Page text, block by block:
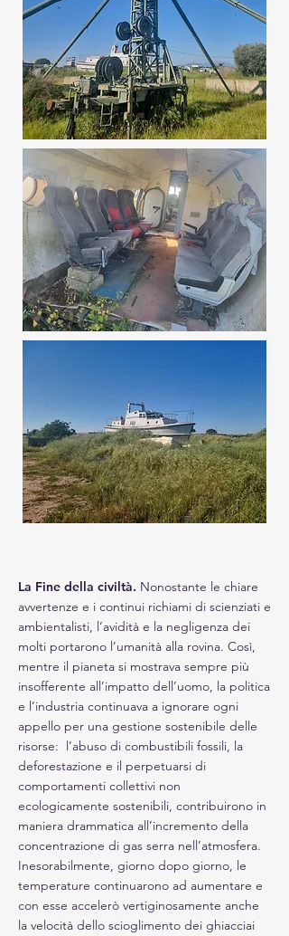
La Fine della civiltà. Nonostante le chiare
avvertenze e i continui richiami di scienziati e
ambientalisti, l’avidità e la negligenza dei
molti portarono l’umanità alla rovina. Così,
mentre il pianeta si mostrava sempre più
insofferente all’impatto dell’uomo, la politica
e l’industria continuava a ignorare ogni
appello per una gestione sostenibile delle
risorse: l’abuso di combustibili fossili, la
deforestazione e il perpetuarsi di
comportamenti collettivi non
ecologicamente sostenibili, contribuirono in
maniera drammatica all’incremento della
concentrazione di gas serra nell’atmosfera.
Inesorabilmente, giorno dopo giorno, le
temperature continuarono ad aumentare e
con esse accelerò vertiginosamente anche
la velocità dello scioglimento dei ghiacciai